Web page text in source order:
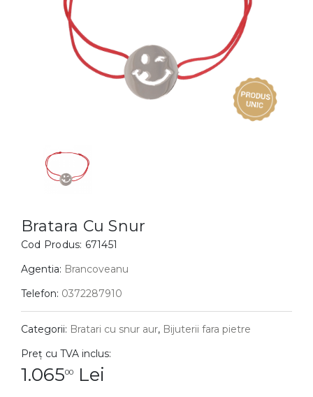
BIJUTERII COPII
Cercei
Bratari
Coliere
Lanturi
Pandantive
Inele
Bratara Cu Snur
Cod Produs: 671451
Agentia: Brancoveanu
Telefon: 0372287910
Categorii: Bratari cu snur aur, Bijuterii fara pietre
Preț cu TVA inclus:
1.06500 Lei